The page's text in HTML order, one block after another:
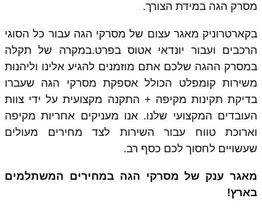
מסרק הגה במידת הצורך.
בקארטרוניק מאגר עצום של מסרקי הגה עבור כל הסוגי
הרכבים ועבור יונדאי אטוס בפרט.במקרה של תקלה
במסרק ההגה שלכם אתם מוזמנים להגיע אלינו וליהנות
משירות קומפלט הכולל אספקת מסרקי הגה שעברו
בדיקת תקינות מקיפה + התקנה מקצועית על ידי צוות
העובדים המקצועי שלנו. אנו מעניקים אחריות מקיפה
וארוכת טווח עבור השירות לצד מחירים מעולים
שעשויים לחסוך לכם כסף רב.
מאגר ענק של מסרקי הגה במחירים המשתלמים
בארץ!